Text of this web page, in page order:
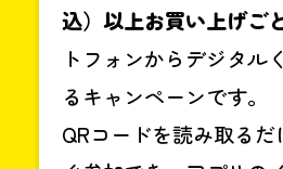
込）以上お買い上げご
トフォンからデジタル
るキャンペーンです。
QRコードを読み取る